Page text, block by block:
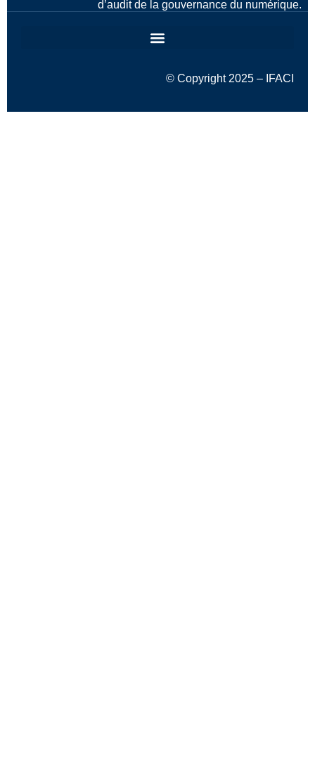
d’audit de la gouvernance du numérique.
© Copyright 2025 – IFACI